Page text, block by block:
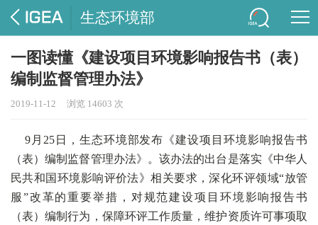
生态环境部
一图读懂《建设项目环境影响报告书（表）
编制监督管理办法》
2019-11-12 浏览 14603 次
9月25日，生态环境部发布《建设项目环境影响报告书
（表）编制监督管理办法》。该办法的出台是落实《中华人
民共和国环境影响评价法》相关要求，深化环评领域“放管
服”改革的重要举措，对规范建设项目环境影响报告书
（表）编制行为，保障环评工作质量，维护资质许可事项取